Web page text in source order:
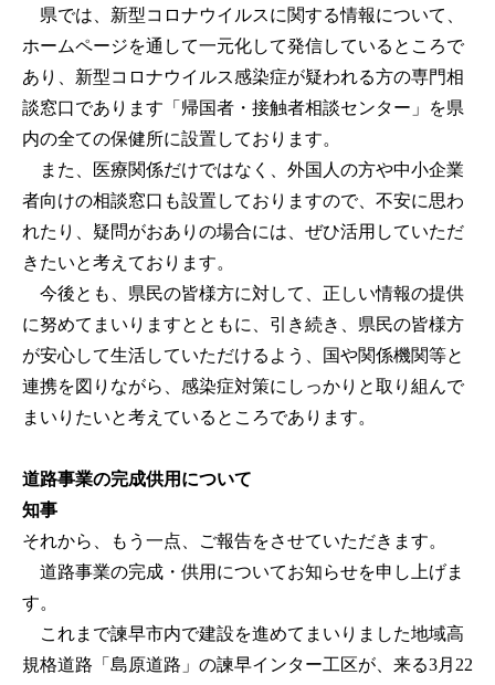
県では、新型コロナウイルスに関する情報について、
ホームページを通して一元化して発信しているところで
あり、新型コロナウイルス感染症が疑われる方の専門相
談窓口であります「帰国者・接触者相談センター」を県
内の全ての保健所に設置しております。
また、医療関係だけではなく、外国人の方や中小企業
者向けの相談窓口も設置しておりますので、不安に思わ
れたり、疑問がおありの場合には、ぜひ活用していただ
きたいと考えております。
今後とも、県民の皆様方に対して、正しい情報の提供
に努めてまいりますとともに、引き続き、県民の皆様方
が安心して生活していただけるよう、国や関係機関等と
連携を図りながら、感染症対策にしっかりと取り組んで
まいりたいと考えているところであります。
道路事業の完成供用について
知事
それから、もう一点、ご報告をさせていただきます。
道路事業の完成・供用についてお知らせを申し上げま
す。
これまで諫早市内で建設を進めてまいりました地域高
規格道路「島原道路」の諫早インター工区が、来る3月22